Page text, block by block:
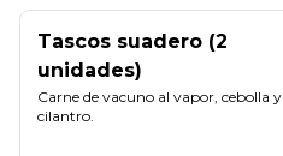
Tascos suadero (2
unidades)
Carne de vacuno al vapor, cebolla y
cilantro.